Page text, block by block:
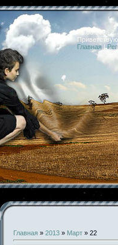
06.08.2026
Главная |
Главная » 2013 » Март » 22